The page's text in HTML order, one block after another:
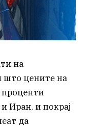
на
што цените на
проценти
Иран, и покрај
да